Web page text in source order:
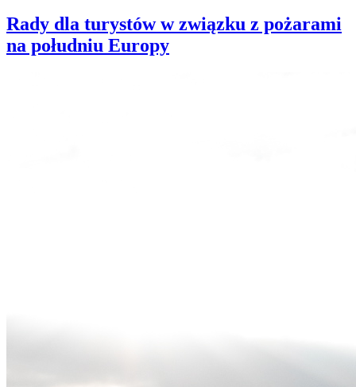
Rady dla turystów w związku z pożarami
na południu Europy